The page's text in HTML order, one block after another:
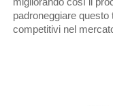
padroneggiare
competitivi nel